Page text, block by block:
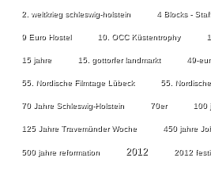
2. weltkrieg schleswig-holstein 4 Blocks -
9 Euro Hostel 10. OCC Küstentrophy
15 jahre 15. gottorfer landmarkt 49-
55. Nordische Filmtage Lübeck 55.
70 Jahre Schleswig-Holstein 70er 100
125 Jahre Travemünder Woche 450 jahre
500 jahre reformation 2012 2012